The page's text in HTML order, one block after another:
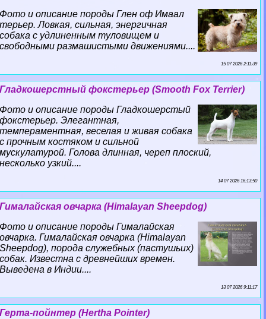
Фото и описание породы Глен оф Имаал
терьер. Ловкая, сильная, энергичная
собака с удлиненным туловищем и
свободными размашистыми движениями....
15 07 2026 2:11:39
Гладкошерстный фокстерьер (Smooth Fox Terrier)
Фото и описание породы Гладкошерстый
фокстерьер. Элегантная,
темпераментная, веселая и живая собака
с прочным костяком и сильной
мускулатурой. Голова длинная, череп плоский,
несколько узкий....
14 07 2026 16:13:50
Гималайская овчарка (Himalayan Sheepdog)
Фото и описание породы Гималайская
овчарка. Гималайская овчарка (Himalayan
Sheepdog), порода служебных (пастушьих)
собак. Известна с древнейших времен.
Выведена в Индии....
13 07 2026 9:11:17
Герта-пойнтер (Hertha Pointer)